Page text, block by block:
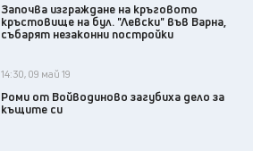
Започва изграждане на кръговото
кръстовище на бул. "Левски" във Варна,
събарят незаконни постройки
14:30, 09 май 19
Роми от Войводиново загубиха дело за
къщите си